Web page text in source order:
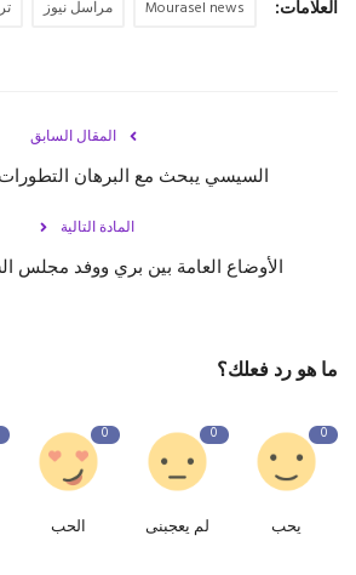
العلامات: Mourasel news مراسل نيوز
المقال السابق
السيسي يبحث مع البرهان
المادة التالية
الأوضاع العامة بين بري ووفد مجلس
ما هو رد فعلك؟
0
يحب
0
لم يعجبنى
0
الحب